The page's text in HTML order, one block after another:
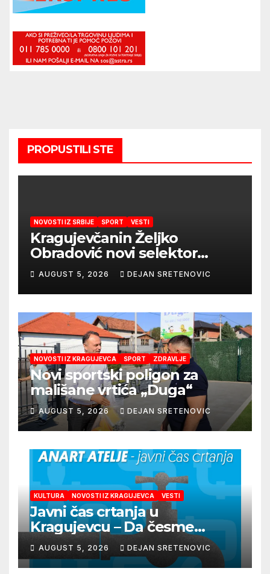
PROPUSTILI STE
NOVOSTI IZ SRBIJE SPORT VESTI
Kragujevčanin Željko
Obradović novi selektor
Atletske reprezentacije Srbije
AUGUST 5, 2026 DEJAN SRETENOVIC
NOVOSTI IZ KRAGUJEVCA SPORT ZDRAVLJE
Novi sportski poligon za
mališane vrtića „Duga“
AUGUST 5, 2026 DEJAN SRETENOVIC
KULTURA NOVOSTI IZ KRAGUJEVCA VESTI
Javni čas crtanja u
Kragujevcu – Da česme
zažive
AUGUST 5, 2026 DEJAN SRETENOVIC